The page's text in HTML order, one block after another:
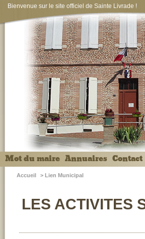
Bienvenue sur le site officiel de Sainte Livrade !
Mot du maire Annuaires Contact
Accueil > Lien Municipal
LES ACTIVITES